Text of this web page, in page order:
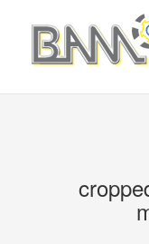
contenu